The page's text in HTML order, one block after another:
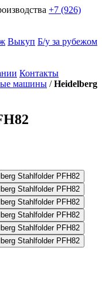
+7 (926)
Выкуп Б/у за рубежом
Контакты
машины / Heidelberg